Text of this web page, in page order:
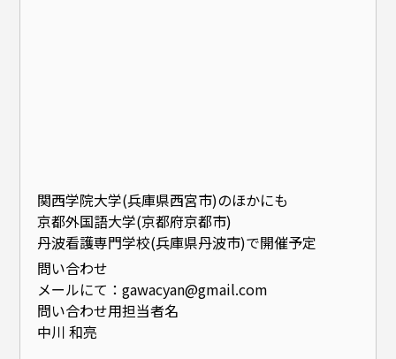
関西学院大学(兵庫県西宮市)のほかにも
京都外国語大学(京都府京都市)
丹波看護専門学校(兵庫県丹波市)で開催予定
問い合わせ
メールにて：gawacyan@gmail.com
問い合わせ用担当者名
中川 和亮